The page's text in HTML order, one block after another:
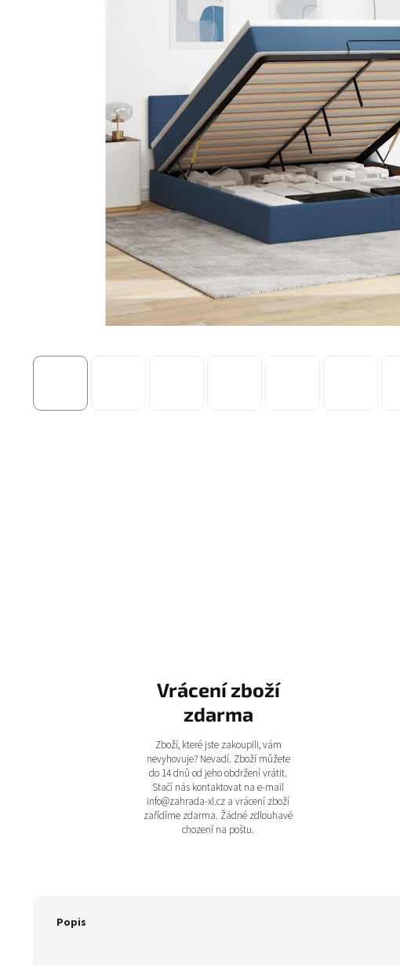
Vrácení zboží
zdarma
Zboží, které jste zakoupili, vám
nevyhovuje? Nevadí. Zboží můžete
do 14 dnů od jeho obdržení vrátit.
Stačí nás kontaktovat na e-mail
info@zahrada-xl.cz a vrácení zboží
zařídíme zdarma. Žádné zdlouhavé
chození na poštu.
Popis